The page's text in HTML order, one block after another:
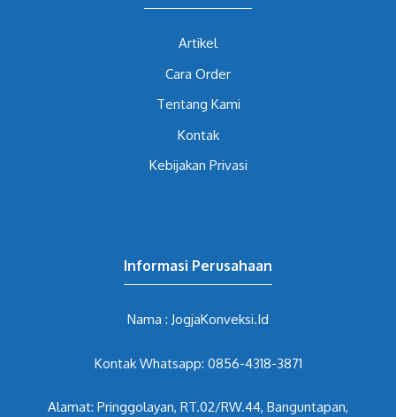
Artikel
Cara Order
Tentang Kami
Kontak
Kebijakan Privasi
Informasi Perusahaan
Nama : JogjaKonveksi.Id
Kontak Whatsapp: 0856-4318-3871
Alamat: Pringgolayan, RT.02/RW.44, Banguntapan,